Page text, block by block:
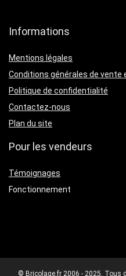
Informations
Mentions légales
Conditions générales de vente
Politique de confidentialité
Contactez-nous
Plan du site
Pour les vendeurs
Témoignages
Fonctionnement
© Bricolage.fr 2006 - 2025. Tous